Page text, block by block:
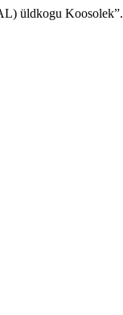
üldkogu Koosolek”.